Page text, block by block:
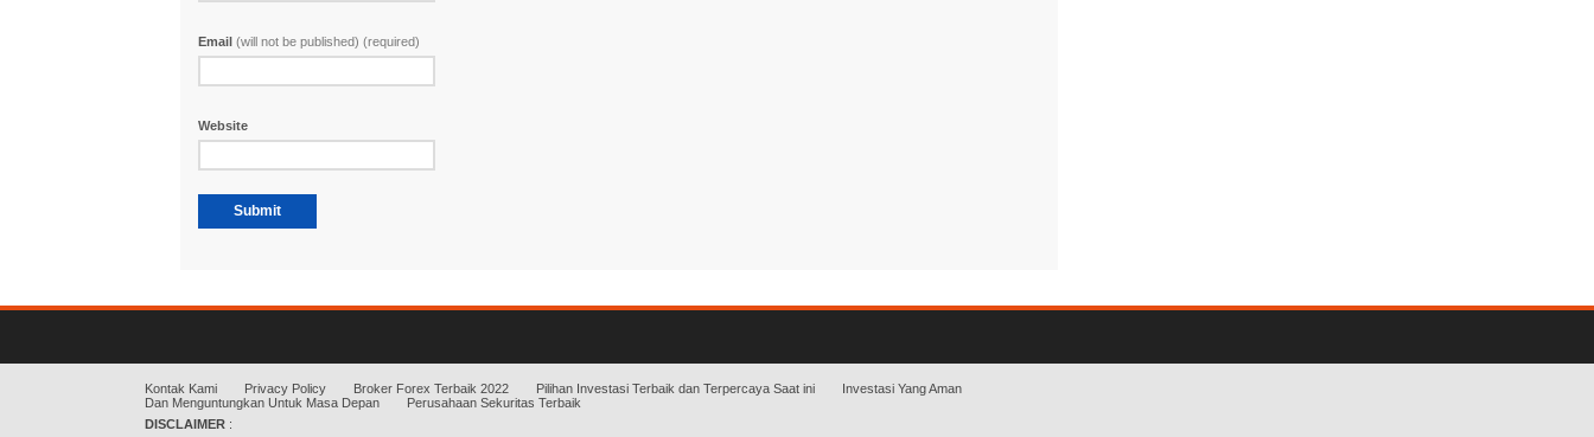
Email (will not be published) (required)
Website
Kontak Kami Privacy Policy Broker Forex Terbaik 2022 Pilihan Investasi Terbaik dan Terpercaya Saat ini
Investasi Yang Aman
Dan Menguntungkan Untuk Masa Depan
Perusahaan Sekuritas Terbaik
DISCLAIMER :